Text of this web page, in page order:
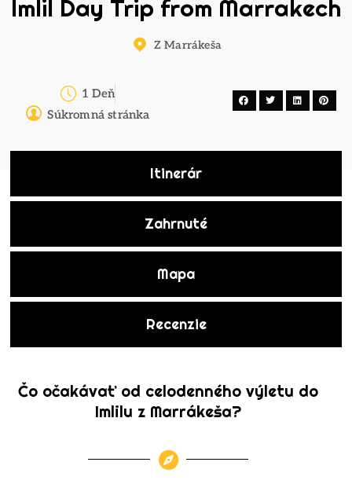
Imlil Day Trip from Marrakech
Z Marrákeša
1 Deň
Súkromná stránka
Itinerár
Zahrnuté
Mapa
Recenzie
Čo očakávať od celodenného výletu do
Imlilu z Marrákeša?